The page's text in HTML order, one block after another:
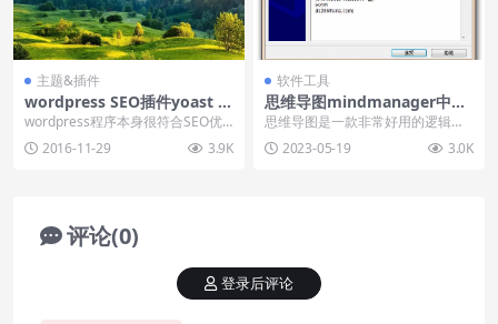
主题&插件
wordpress SEO插件yoast s
eo插件中文汉化
wordpress程序本身很符合SEO优
化了，然而wordpress也为我们提
供...2016-11-29 3.9K
软件工具
思维导图mindmanager中文
破解版下载安装和使用
思维导图是一款非常好用的逻辑梳
理软件，使用此类软件可以帮助我
们进行课件开发、随堂...
2023-05-19 3.0K
评论(0)
登录后评论